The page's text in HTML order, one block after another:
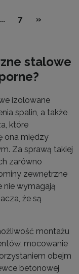
... 7 »
stalowe
izolowane
spalin, a także
które
ona między
Za sprawą takiej
zarówno
zewnętrzne
nie wymagają
że są
montażu
mocowanie
obejm
betonowej